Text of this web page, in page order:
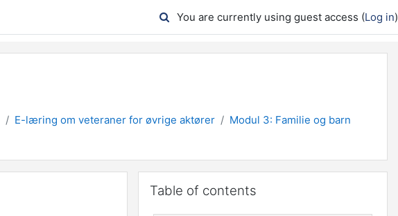
You are currently using guest access (Log in)
E-læring om veteraner for øvrige aktører
Modul 3: Familie og barn
Table of contents